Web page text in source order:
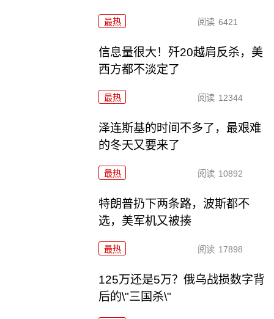
最热 阅读 6421
信息量很大！歼20越肩反杀，美
西方都不淡定了
最热 阅读 12344
泽连斯基的时间不多了，最艰难
的冬天又要来了
最热 阅读 10892
特朗普扔下两条路，波斯都不
选，美军机又被揍
最热 阅读 17898
125万还是5万？俄乌战损数字背
后的\"三国杀\"